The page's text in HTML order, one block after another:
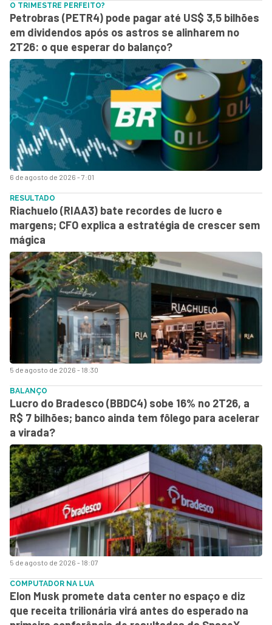
6 de agosto de 2026 - 7:01
O TRIMESTRE PERFEITO?
Petrobras (PETR4) pode pagar até US$ 3,5 bilhões
em dividendos após os astros se alinharem no
2T26: o que esperar do balanço?
5 de agosto de 2026 - 18:30
RESULTADO
Riachuelo (RIAA3) bate recordes de lucro e
margens; CFO explica a estratégia de crescer sem
mágica
5 de agosto de 2026 - 18:07
BALANÇO
Lucro do Bradesco (BBDC4) sobe 16% no 2T26, a
R$ 7 bilhões; banco ainda tem fôlego para acelerar
a virada?
COMPUTADOR NA LUA
Elon Musk promete data center no espaço e diz
que receita trilionária virá antes do esperado na